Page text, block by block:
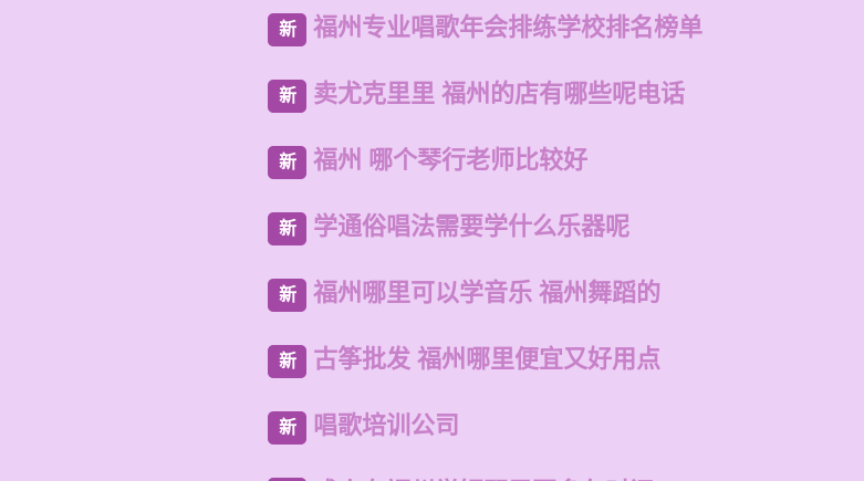
新 福州专业唱歌年会排练学校排名榜单
新 卖尤克里里 福州的店有哪些呢电话
新 福州 哪个琴行老师比较好
新 学通俗唱法需要学什么乐器呢
新 福州哪里可以学音乐 福州舞蹈的
新 古筝批发 福州哪里便宜又好用点
新 唱歌培训公司